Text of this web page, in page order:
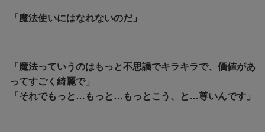
「魔法使いにはなれないのだ」
「魔法っていうのはもっと不思議でキラキラで、価値があ
ってすごく綺麗で」
「それでもっと…もっと…もっとこう、と…尊いんです」